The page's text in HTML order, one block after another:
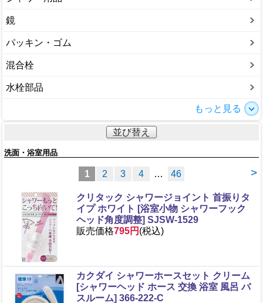
鏡
パッキン・ゴム
混合栓
水栓部品
もっと見る
並び替え
洗面・浴室用品
>
1 2 3 4 … 46
クリタック シャワージョイント 首振りタ
イプ ホワイト [浴室小物 シャワーフック
ヘッド角度調整] SJSW-1529
販売価格795円 (税込)
カクダイ シャワーホースセット クリーム
[シャワーヘッド ホース 交換 浴室 風呂 バ
スルーム] 366-222-C